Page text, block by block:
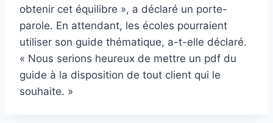
obtenir cet équilibre », a déclaré un porte-
parole. En attendant, les écoles pourraient
utiliser son guide thématique, a-t-elle déclaré.
« Nous serions heureux de mettre un pdf du
guide à la disposition de tout client qui le
souhaite. »